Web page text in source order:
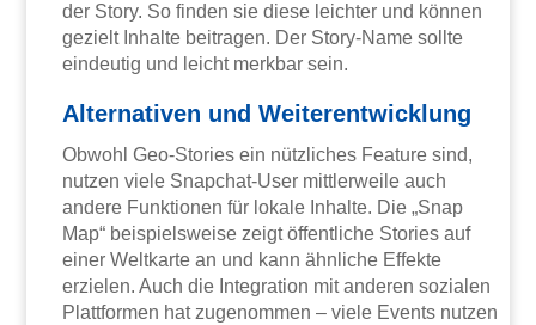
der Story. So finden sie diese leichter und können
gezielt Inhalte beitragen. Der Story-Name sollte
eindeutig und leicht merkbar sein.
Alternativen und Weiterentwicklung
Obwohl Geo-Stories ein nützliches Feature sind,
nutzen viele Snapchat-User mittlerweile auch
andere Funktionen für lokale Inhalte. Die „Snap
Map“ beispielsweise zeigt öffentliche Stories auf
einer Weltkarte an und kann ähnliche Effekte
erzielen. Auch die Integration mit anderen sozialen
Plattformen hat zugenommen – viele Events nutzen